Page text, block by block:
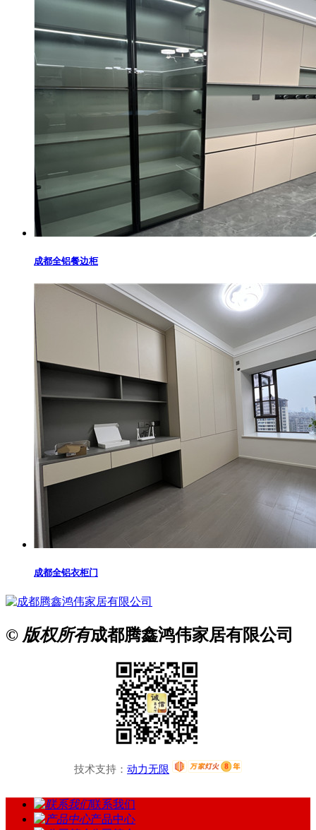
成都全铝餐边柜
成都全铝衣柜门
© 版权所有成都腾鑫鸿伟家居有限公司
技术支持： 动力无限
联系我们
产品中心